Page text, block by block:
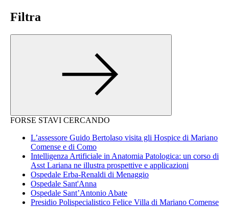
Filtra
FORSE STAVI CERCANDO
L’assessore Guido Bertolaso visita gli Hospice di Mariano
Comense e di Como
Intelligenza Artificiale in Anatomia Patologica: un corso di
Asst Lariana ne illustra prospettive e applicazioni
Ospedale Erba-Renaldi di Menaggio
Ospedale Sant'Anna
Ospedale Sant’Antonio Abate
Presidio Polispecialistico Felice Villa di Mariano Comense